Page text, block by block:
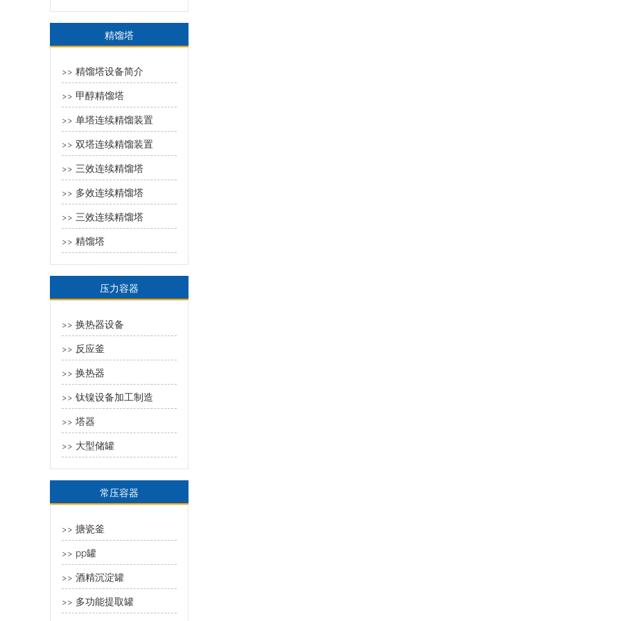
精馏塔
>> 精馏塔设备简介
>> 甲醇精馏塔
>> 单塔连续精馏装置
>> 双塔连续精馏装置
>> 三效连续精馏塔
>> 多效连续精馏塔
>> 三效连续精馏塔
>> 精馏塔
压力容器
>> 换热器设备
>> 反应釜
>> 换热器
>> 钛镍设备加工制造
>> 塔器
>> 大型储罐
常压容器
>> 搪瓷釜
>> pp罐
>> 酒精沉淀罐
>> 多功能提取罐